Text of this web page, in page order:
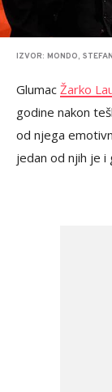
IZVOR: MONDO,
Glumac Žarko
godine nakon
od njega
jedan od njih je i